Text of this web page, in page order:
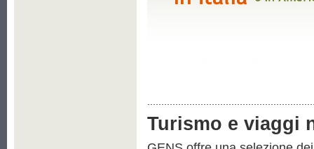
Turismo e viaggi